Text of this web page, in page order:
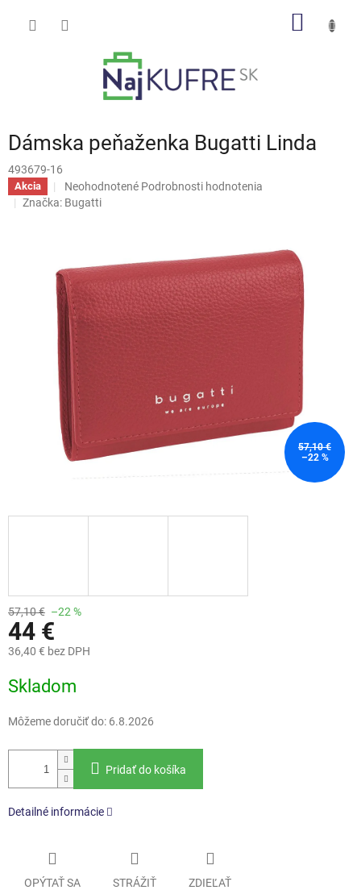
Dámska peňaženka Bugatti Linda
493679-16
Akcia
Priemerné
hodnotenie
5
hviezdičiek.
Neohodnotené Podrobnosti hodnotenia
Značka: Bugatti
57,10 €
–22 %
57,10 € –22 %
44 €
36,40 € bez DPH
cena:
Skladom
Môžeme doručiť do: 6.8.2026
Pridať do košíka
Detailné informácie
OPÝTAŤ SA STRÁŽIŤ ZDIEĽAŤ